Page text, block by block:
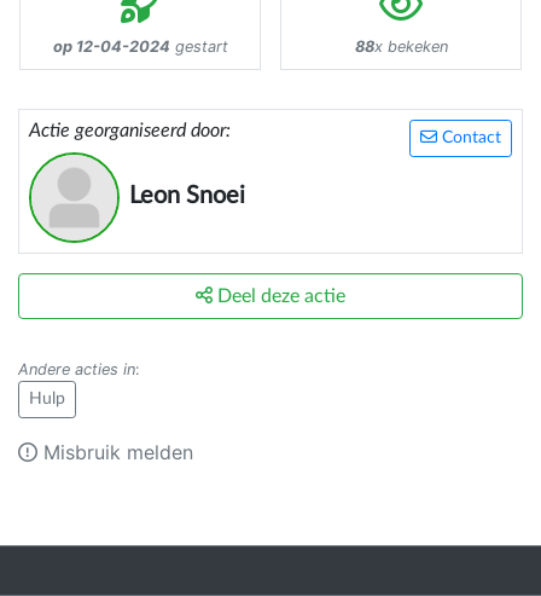
op 12-04-2024 gestart 88x bekeken
Contact
Actie georganiseerd door:
Leon Snoei
Deel deze actie
Andere acties in:
Hulp
Misbruik melden